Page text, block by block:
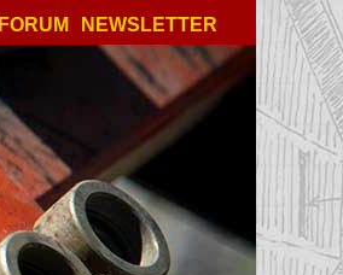
FORUM NEWSLETTER